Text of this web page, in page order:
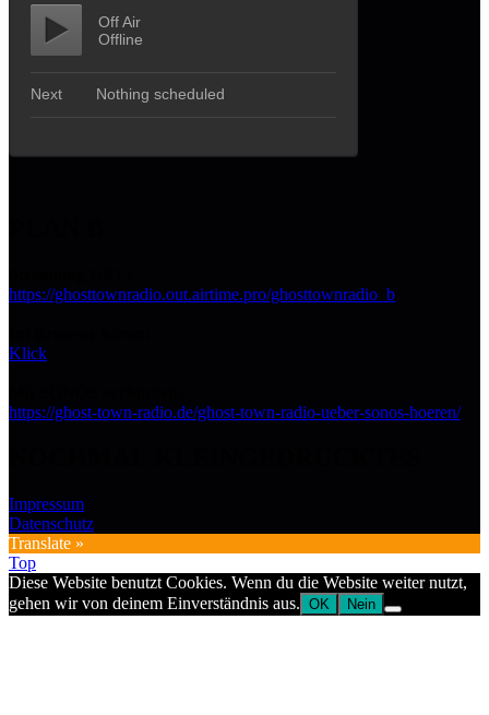
https://ghosttownradio.out.airtime.pro/ghosttownradio_b
Klick
https://ghost-town-radio.de/ghost-town-radio-ueber-sonos-hoeren/
Impressum
Datenschutz
Translate »
Top
Diese Website benutzt Cookies. Wenn du die Website weiter nutzt,
gehen wir von deinem Einverständnis aus. OK Nein